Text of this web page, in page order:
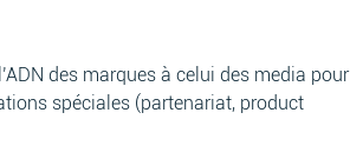
des marques à celui des media pour
spéciales (partenariat, product